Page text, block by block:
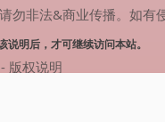
勿非法&商业传播。如
明后，才可继续访问本站。
- 版权说明